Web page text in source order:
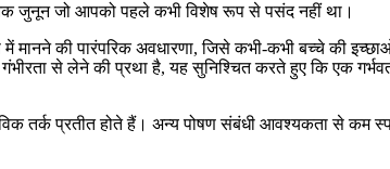
जुनून जो आपको पहले कभी विशेष रूप से पसंद नहीं था।
मानने की पारंपरिक अवधारणा, जिसे कभी-कभी बच्चे की
से लेने की प्रथा है, यह सुनिश्चित करते हुए कि एक
तर्क प्रतीत होते हैं। अन्य पोषण संबंधी आवश्यकता से कम